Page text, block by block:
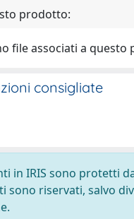
prodotto:
file associati a questo
consigliate
in IRIS sono protetti
sono riservati, salvo